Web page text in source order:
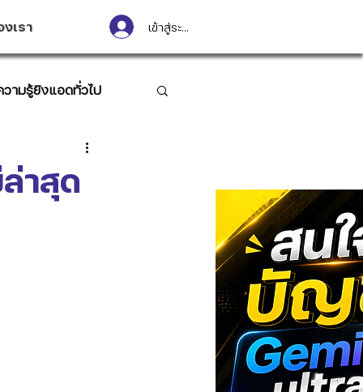
เรา เข้าสู่ระบบ
วามรู้ยิงแอดทั่วไป
าสุด